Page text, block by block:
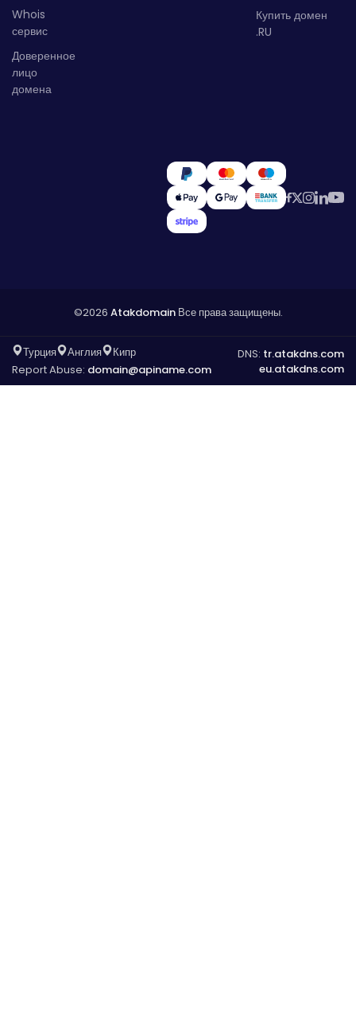
Whois
сервис
Доверенное
лицо
домена
Купить домен
.RU
©2026 AtakdomainВсе права защищены.
Турция Англия
Кипр
Report Abuse: domain@apiname.com
DNS: tr.atakdns.com
eu.atakdns.com